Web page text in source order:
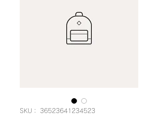
SKU： 36523641234523